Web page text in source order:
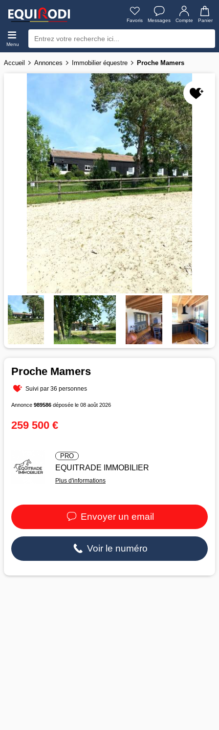
Favoris Messages Compte Panier
Menu
Accueil Annonces Immobilier équestre Proche Mamers
Proche Mamers
Suivi par 36 personnes
Annonce 989586 déposée le 08 août 2026
259 500 €
PRO
EQUITRADE IMMOBILIER
Plus d'informations
Envoyer un email
Voir le numéro